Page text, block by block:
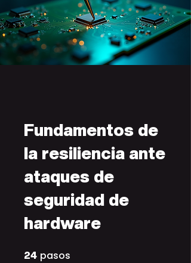
Fundamentos de
la resiliencia ante
ataques de
seguridad de
hardware
24 pasos